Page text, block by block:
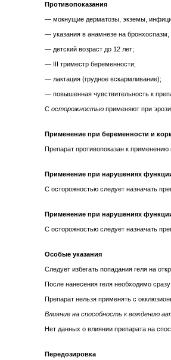
Противопоказания
— мокнущие дерматозы, экземы,
— указания в анамнезе на
— детский возраст до 12 лет;
— III триместр беременности;
— лактация (грудное вскармливание);
— повышенная чувствительность к
С осторожностью применяют при
Применение при беременности и
Препарат противопоказан к
Применение при нарушениях
С осторожностью следует назначать
Применение при нарушениях
С осторожностью следует назначать
Особые указания
Следует избегать попадания геля на
После нанесения геля необходимо
Препарат нельзя применять с
Влияние на способность к вождению
Нет данных о влиянии препарата на
Передозировка